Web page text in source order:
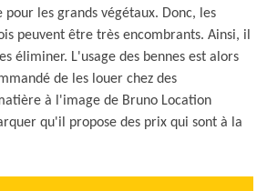
les grands végétaux. Donc, les
peuvent être très encombrants. Ainsi, il
éliminer. L'usage des bennes est alors
de les louer chez des
à l'image de Bruno Location
qu'il propose des prix qui sont à la